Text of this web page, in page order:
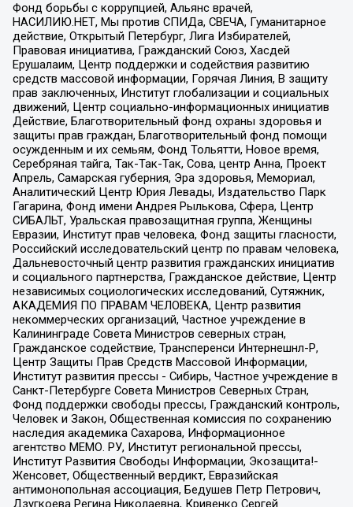
Фонд борьбы с коррупцией, Альянс врачей,
НАСИЛИЮ.НЕТ, Мы против СПИДа, СВЕЧА, Гуманитарное
действие, Открытый Петербург, Лига Избирателей,
Правовая инициатива, Гражданский Союз, Хасдей
Ерушалаим, Центр поддержки и содействия развитию
средств массовой информации, Горячая Линия, В защиту
прав заключенных, Институт глобализации и социальных
движений, Центр социально-информационных инициатив
Действие, Благотворительный фонд охраны здоровья и
защиты прав граждан, Благотворительный фонд помощи
осужденным и их семьям, Фонд Тольятти, Новое время,
Серебряная тайга, Так-Так-Так, Сова, центр Анна, Проект
Апрель, Самарская губерния, Эра здоровья, Мемориал,
Аналитический Центр Юрия Левады, Издательство Парк
Гагарина, Фонд имени Андрея Рылькова, Сфера, Центр
СИБАЛЬТ, Уральская правозащитная группа, Женщины
Евразии, Институт прав человека, Фонд защиты гласности,
Российский исследовательский центр по правам человека,
Дальневосточный центр развития гражданских инициатив
и социального партнерства, Гражданское действие, Центр
независимых социологических исследований, Сутяжник,
АКАДЕМИЯ ПО ПРАВАМ ЧЕЛОВЕКА, Центр развития
некоммерческих организаций, Частное учреждение в
Калининграде Совета Министров северных стран,
Гражданское содействие, Трансперенси Интернешнл-Р,
Центр Защиты Прав Средств Массовой Информации,
Институт развития прессы - Сибирь, Частное учреждение в
Санкт-Петербурге Совета Министров Северных Стран,
Фонд поддержки свободы прессы, Гражданский контроль,
Человек и Закон, Общественная комиссия по сохранению
наследия академика Сахарова, Информационное
агентство МЕМО. РУ, Институт региональной прессы,
Институт Развития Свободы Информации, Экозащита!-
Женсовет, Общественный вердикт, Евразийская
антимонопольная ассоциация, Бедушев Петр Петрович,
Дзугкоева Регина Николаевна, Кривенко Сергей